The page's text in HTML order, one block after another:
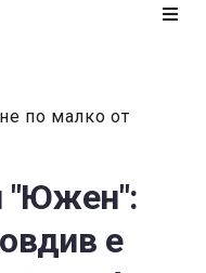
по малко от
"Южен":
е